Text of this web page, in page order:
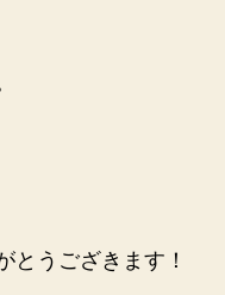
とうござきます！